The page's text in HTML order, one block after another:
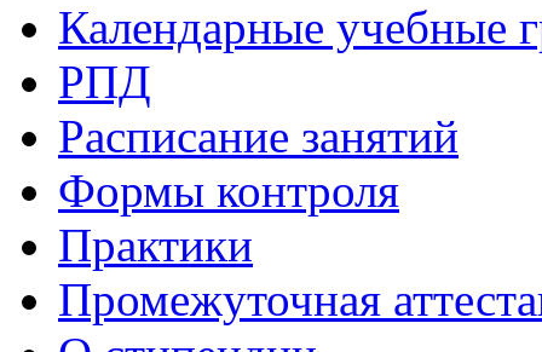
Календарные учебные
РПД
Расписание занятий
Формы контроля
Практики
Промежуточная